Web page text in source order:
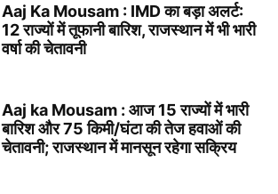
Aaj Ka Mousam : IMD का बड़ा अलर्ट:
12 राज्यों में तूफानी बारिश, राजस्थान में भी भारी
वर्षा की चेतावनी
Aaj ka Mousam : आज 15 राज्यों में भारी
बारिश और 75 किमी/घंटा की तेज हवाओं की
चेतावनी; राजस्थान में मानसून रहेगा सक्रिय